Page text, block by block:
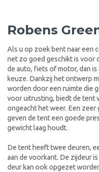
Robens
Als u op zoek bent naar een
net zo goed geschikt is voor
de auto, fiets of motor, dan
keuze. Dankzij het ontwerp
worden door een ruimte die
voor uitrusting, biedt de tent
ongeacht het weer. Een zeer
geven de tent een goede
gewicht laag houdt.
De tent heeft twee deuren,
aan de voorkant. De zijdeur
deur kan ook opgezet